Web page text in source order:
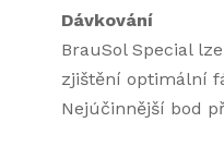
Dávkování
BrauSol Special
zjištění optimální
Nejúčinnější bod